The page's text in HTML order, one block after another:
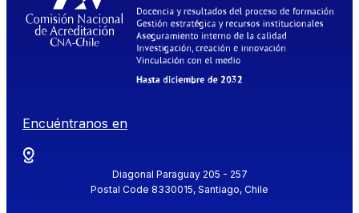
Encuéntranos en
Diagonal Paraguay 205 - 257
Postal Code 8330015, Santiago, Chile